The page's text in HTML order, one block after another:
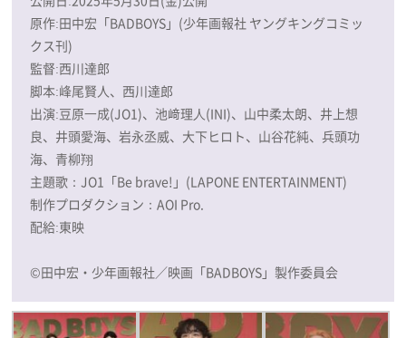
原作:田中宏「BADBOYS」(少年画報社 ヤングキングコミッ
クス刊)
監督:西川達郎
脚本:峰尾賢人、西川達郎
出演:豆原⼀成(JO1)、池﨑理⼈(INI)、山中柔太朗、井上想
良、井頭愛海、岩永丞威、大下ヒロト、山谷花純、兵頭功
海、青柳翔
主題歌：JO1「Be brave!」(LAPONE ENTERTAINMENT)
制作プロダクション：AOI Pro.
配給:東映
©田中宏・少年画報社／映画「BADBOYS」製作委員会